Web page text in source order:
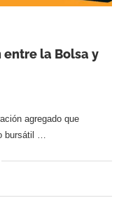
la Bolsa y
agregado que
bursátil …